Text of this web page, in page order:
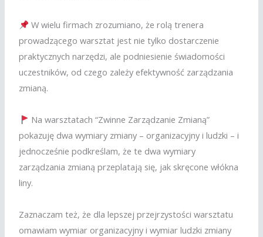
W wielu firmach zrozumiano, że rolą trenera
prowadzącego warsztat jest nie tylko dostarczenie
praktycznych narzędzi, ale podniesienie świadomości
uczestników, od czego zależy efektywność zarządzania
zmianą.
Na warsztatach “Zwinne Zarządzanie Zmianą”
pokazuję dwa wymiary zmiany – organizacyjny i ludzki – i
jednocześnie podkreślam, że te dwa wymiary
zarządzania zmianą przeplatają się, jak skręcone włókna
liny.
Zaznaczam też, że dla lepszej przejrzystości warsztatu
omawiam wymiar organizacyjny i wymiar ludzki zmiany